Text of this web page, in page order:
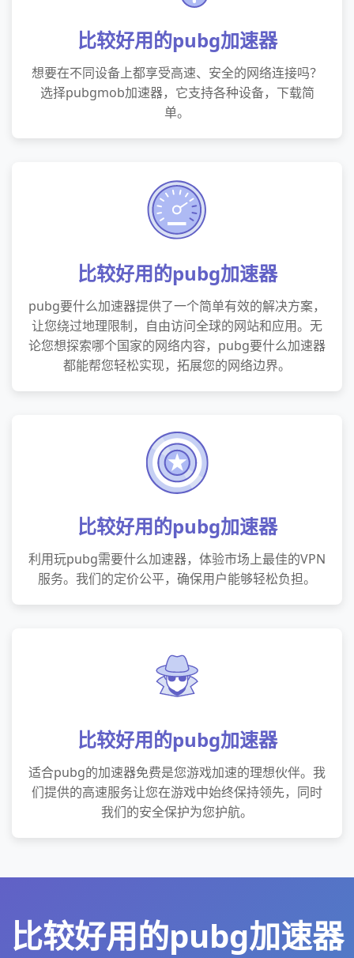
比较好用的pubg加速器
想要在不同设备上都享受高速、安全的网络连接吗？
选择pubgmob加速器，它支持各种设备，下载简
单。
比较好用的pubg加速器
pubg要什么加速器提供了一个简单有效的解决方案，
让您绕过地理限制，自由访问全球的网站和应用。无
论您想探索哪个国家的网络内容，pubg要什么加速器
都能帮您轻松实现，拓展您的网络边界。
比较好用的pubg加速器
利用玩pubg需要什么加速器，体验市场上最佳的VPN
服务。我们的定价公平，确保用户能够轻松负担。
比较好用的pubg加速器
适合pubg的加速器免费是您游戏加速的理想伙伴。我
们提供的高速服务让您在游戏中始终保持领先，同时
我们的安全保护为您护航。
比较好用的pubg加速器